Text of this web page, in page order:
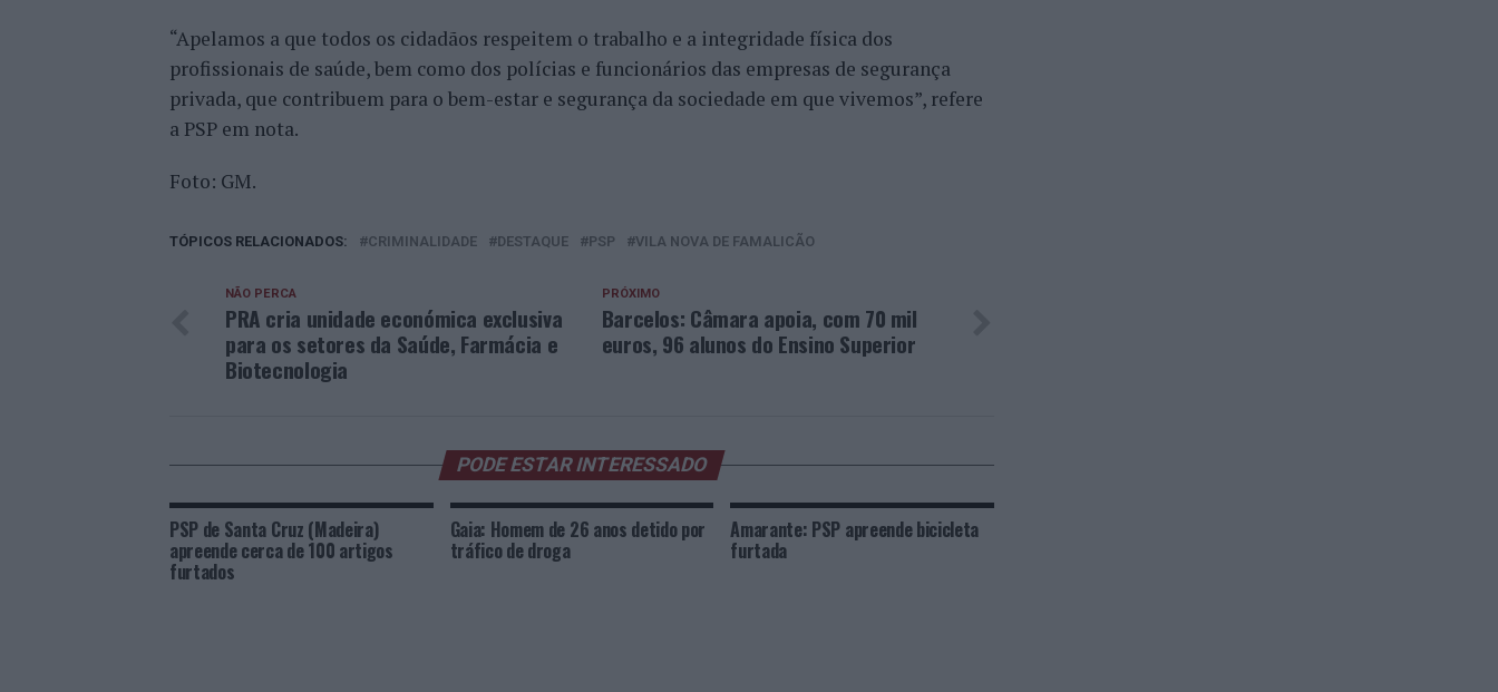
“Apelamos a que todos os cidadãos respeitem o trabalho e a integridade física dos
profissionais de saúde, bem como dos polícias e funcionários das empresas de segurança
privada, que contribuem para o bem-estar e segurança da sociedade em que vivemos”, refere
a PSP em nota.
Foto: GM.
TÓPICOS RELACIONADOS: CRIMINALIDADE DESTAQUE PSP VILA NOVA DE FAMALICÃO
PRÓXIMO
Barcelos: Câmara apoia, com 70 mil
euros, 96 alunos do Ensino Superior
NÃO PERCA
PRA cria unidade económica exclusiva
para os setores da Saúde, Farmácia e
Biotecnologia
PODE ESTAR INTERESSADO
PSP de Santa Cruz (Madeira)
apreende cerca de 100 artigos
furtados
Gaia: Homem de 26 anos detido por
tráfico de droga
Amarante: PSP apreende bicicleta
furtada